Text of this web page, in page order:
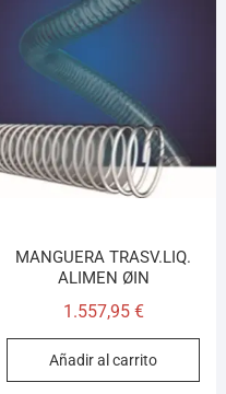
MANGUERA TRASV.LIQ.
ALIMEN ØIN
1.557,95 €
Añadir al carrito